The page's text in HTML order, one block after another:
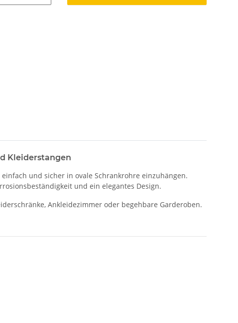
Kleiderstangen
und sicher in ovale Schrankrohre einzuhängen.
und ein elegantes Design.
Ankleidezimmer oder begehbare Garderoben.